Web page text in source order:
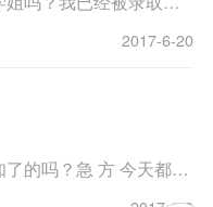
2017-6-20
有小伙伴收到江南大学的入营通知了的吗？急 方 今天都9号了我的还是未审核状态